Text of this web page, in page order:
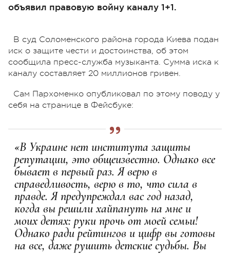
объявил правовую войну каналу 1+1.
В суд Соломенского района города Киева подан
иск о защите чести и достоинства, об этом
сообщила пресс-служба музыканта. Сумма иска к
каналу составляет 20 миллионов гривен.
Сам Пархоменко опубликовал по этому поводу у
себя на странице в Фейсбуке:
«В Украине нет института защиты
репутации, это общеизвестно. Однако все
бывает в первый раз. Я верю в
справедливость, верю в то, что сила в
правде. Я предупреждал вас год назад,
когда вы решили хайпануть на мне и
моих детях: руки прочь от моей семьи!
Однако ради рейтингов и цифр вы готовы
на все, даже рушить детские судьбы. Вы